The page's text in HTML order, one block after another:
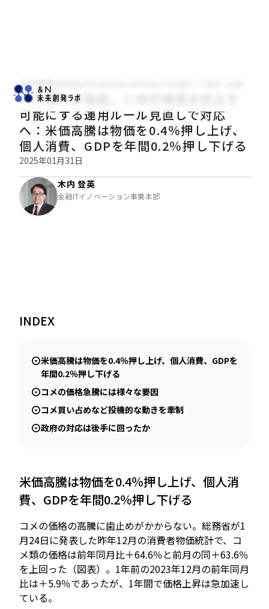
木内登英のGlobal Economy & Policy Insight
『令和の米騒動』に政府備蓄米放出を
可能にする運用ルール見直しで対応
へ：米価高騰は物価を0.4％押し上げ、
個人消費、GDPを年間0.2％押し下げる
2025年01月31日
木内 登英
金融ITイノベーション事業本部
INDEX
米価高騰は物価を0.4％押し上げ、個人消費、GDPを
年間0.2％押し下げる
コメの価格急騰には様々な要因
コメ買い占めなど投機的な動きを牽制
政府の対応は後手に回ったか
米価高騰は物価を0.4％押し上げ、個人消
費、GDPを年間0.2％押し下げる
コメの価格の高騰に歯止めがかからない。総務省が1
月24日に発表した昨年12月の消費者物価統計で、コ
メ類の価格は前年同月比＋64.6％と前月の同＋63.6％
を上回った（図表）。1年前の2023年12月の前年同月
比は＋5.9％であったが、1年間で価格上昇は急加速し
ている。